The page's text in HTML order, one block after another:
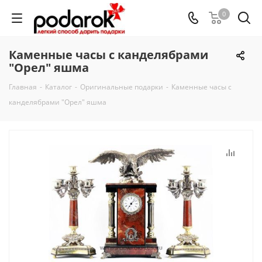
0
Каменные часы с канделябрами
"Орел" яшма
Главная - Каталог - Оригинальные подарки - Каменные часы с
канделябрами "Орел" яшма